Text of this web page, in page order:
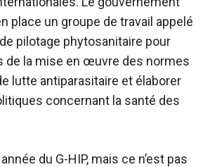
place un groupe de travail appelé
pilotage phytosanitaire pour
de la mise en œuvre des normes
lutte antiparasitaire et élaborer
concernant la santé des
du G-HIP, mais ce n’est pas